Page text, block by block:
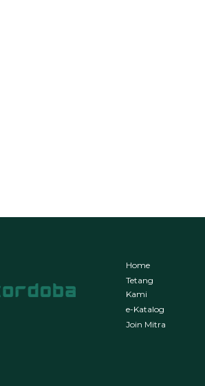
Home
Tetang
Kami
e-Katalog
Join Mitra